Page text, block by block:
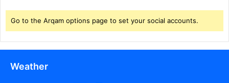
Go to the Arqam options page to set your social accounts.
Weather